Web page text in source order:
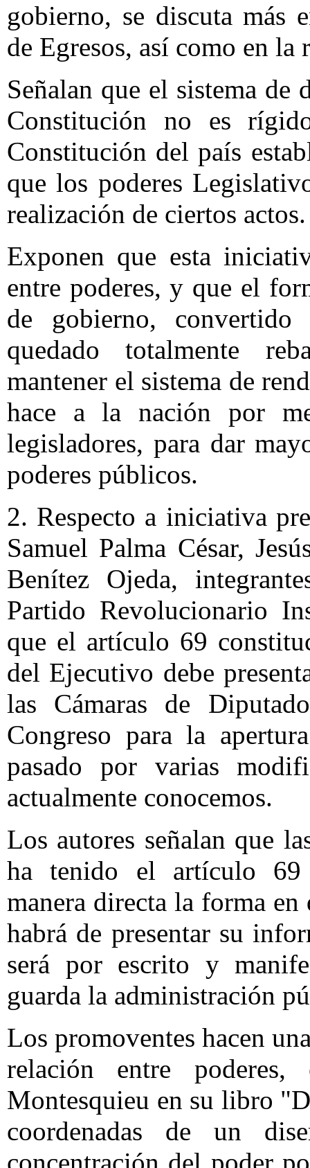
gobierno, se discuta más
de Egresos, así como en
Señalan que el sistema
Constitución no es
Constitución del país
que los poderes
realización de ciertos actos.
Exponen que esta
entre poderes, y que el
de gobierno,
quedado totalmente
mantener el sistema de
hace a la nación por
legisladores, para dar
poderes públicos.
2. Respecto a iniciativa
Samuel Palma César,
Benítez Ojeda,
Partido Revolucionario
que el artículo 69
del Ejecutivo debe
las Cámaras de
Congreso para la
pasado por varias
actualmente conocemos.
Los autores señalan que
ha tenido el artículo 69
manera directa la forma
habrá de presentar su
será por escrito y
guarda la administración
Los promoventes hacen
relación entre
Montesquieu en su libro
coordenadas de un